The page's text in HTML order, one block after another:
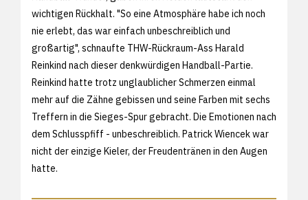
wichtigen Rückhalt. "So eine Atmosphäre habe ich noch
nie erlebt, das war einfach unbeschreiblich und
großartig", schnaufte THW-Rückraum-Ass Harald
Reinkind nach dieser denkwürdigen Handball-Partie.
Reinkind hatte trotz unglaublicher Schmerzen einmal
mehr auf die Zähne gebissen und seine Farben mit sechs
Treffern in die Sieges-Spur gebracht. Die Emotionen nach
dem Schlusspfiff - unbeschreiblich. Patrick Wiencek war
nicht der einzige Kieler, der Freudentränen in den Augen
hatte.